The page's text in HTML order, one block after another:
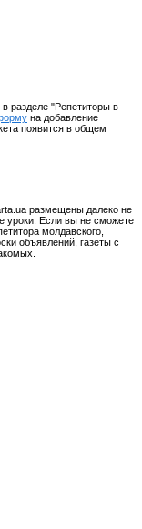
разделе "Репетиторы в
на добавление
появится в общем
размещены далеко не
уроки. Если вы не сможете
молдавского,
объявлений, газеты с